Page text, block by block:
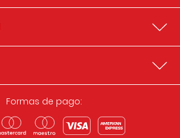
Formas de pago: